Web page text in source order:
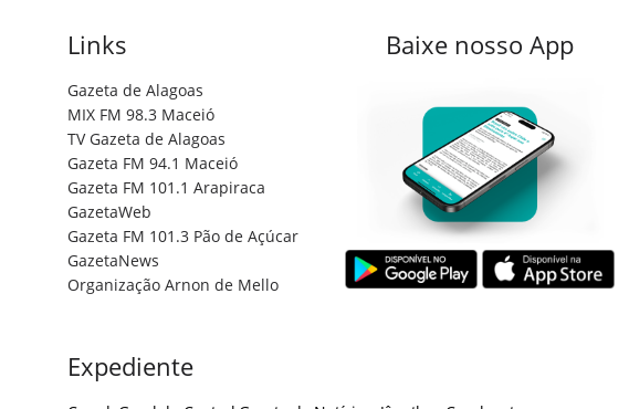
Links
Gazeta de Alagoas
MIX FM 98.3 Maceió
TV Gazeta de Alagoas
Gazeta FM 94.1 Maceió
Gazeta FM 101.1 Arapiraca
GazetaWeb
Gazeta FM 101.3 Pão de Açúcar
GazetaNews
Organização Arnon de Mello
Expediente
Baixe nosso App